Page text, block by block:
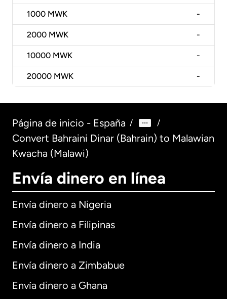
1000 MWK -
2000 MWK -
10000 MWK -
20000 MWK -
Página de inicio - España / /
Convert Bahraini Dinar (Bahrain) to Malawian
Kwacha (Malawi)
Envía dinero en línea
Envía dinero a Nigeria
Envía dinero a Filipinas
Envía dinero a India
Envía dinero a Zimbabue
Envía dinero a Ghana